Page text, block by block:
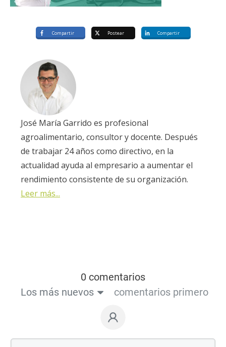
Compartir Postear Compartir
José María Garrido es profesional
agroalimentario, consultor y docente. Después
de trabajar 24 años como directivo, en la
actualidad ayuda al empresario a aumentar el
rendimiento consistente de su organización.
Leer más...
0 comentarios
Los más nuevos
comentarios primero